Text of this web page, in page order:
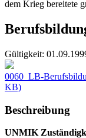
dem Krieg bereitete
Gültigkeit:
0060_LB-
KB)
Beschreibung
UNMIK